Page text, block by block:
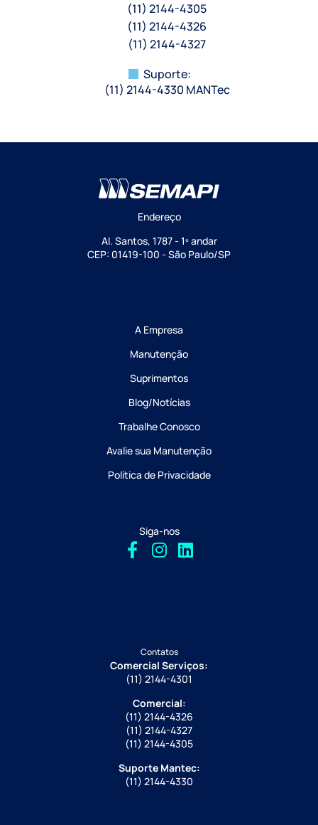
(11) 2144-4305
(11) 2144-4326
(11) 2144-4327
Suporte:
(11) 2144-4330 MANTec
Endereço
Al. Santos, 1787 - 1º andar
CEP: 01419-100 - São Paulo/SP
A Empresa
Manutenção
Suprimentos
Blog/Notícias
Trabalhe Conosco
Avalie sua Manutenção
Política de Privacidade
Siga-nos
Contatos
Comercial Serviços:
(11) 2144-4301
Comercial:
(11) 2144-4326
(11) 2144-4327
(11) 2144-4305
Suporte Mantec:
(11) 2144-4330